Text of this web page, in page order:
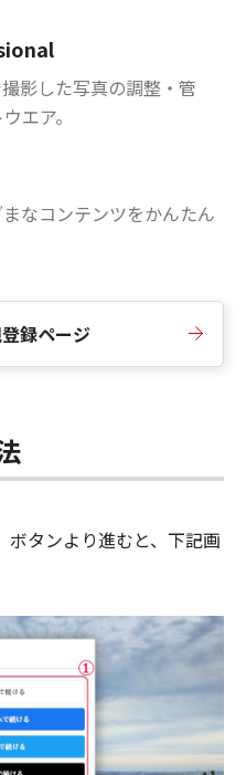
影した写真の調整・管
エア。
なコンテンツをかんたん
録ページ
ボタンより進むと、下記画